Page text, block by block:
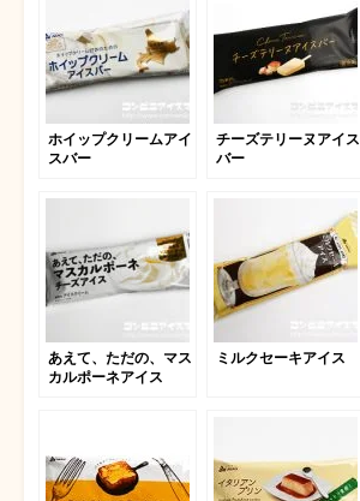
ホイップクリームアイ
スバー
チーズテリーヌアイス
バー
あえて、ただの、マス
カルポーネアイス
ミルクセーキアイス